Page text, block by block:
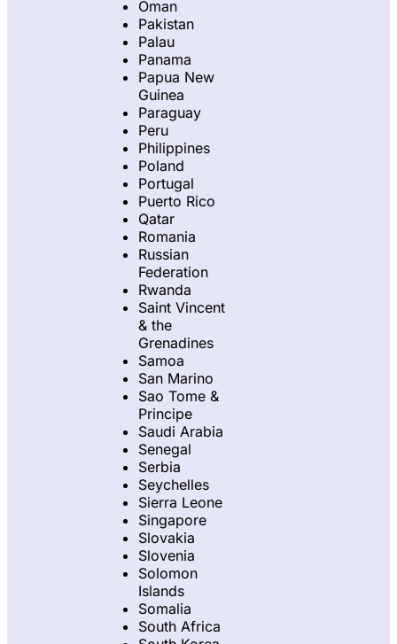
Oman
Pakistan
Palau
Panama
Papua New
Guinea
Paraguay
Peru
Philippines
Poland
Portugal
Puerto Rico
Qatar
Romania
Russian
Federation
Rwanda
Saint Vincent
& the
Grenadines
Samoa
San Marino
Sao Tome &
Principe
Saudi Arabia
Senegal
Serbia
Seychelles
Sierra Leone
Singapore
Slovakia
Slovenia
Solomon
Islands
Somalia
South Africa